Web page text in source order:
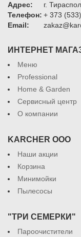
Адрес:
г.
Телефон: + 373
Email:
ИНТЕРНЕТ
Меню
Professional
Home & Garden
Сервисный центр
О компании
KARCHER ООО
Наши акции
Корзина
Минимойки
Пылесосы
"ТРИ СЕМЕРКИ"
Пароочистители